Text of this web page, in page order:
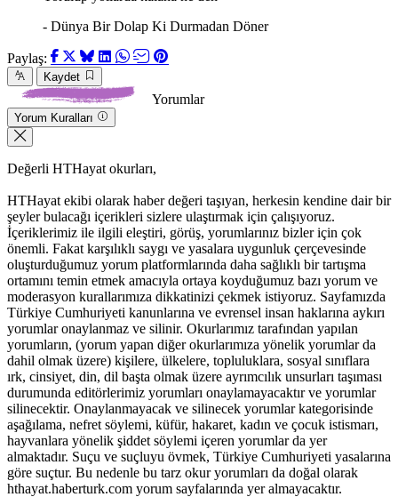
- Dünya Bir Dolap Ki Durmadan Döner
Paylaş:
Kaydet
Yorumlar
Yorum Kuralları
Değerli HTHayat okurları,
HTHayat ekibi olarak haber değeri taşıyan, herkesin kendine dair bir
şeyler bulacağı içerikleri sizlere ulaştırmak için çalışıyoruz.
İçeriklerimiz ile ilgili eleştiri, görüş, yorumlarınız bizler için çok
önemli. Fakat karşılıklı saygı ve yasalara uygunluk çerçevesinde
oluşturduğumuz yorum platformlarında daha sağlıklı bir tartışma
ortamını temin etmek amacıyla ortaya koyduğumuz bazı yorum ve
moderasyon kurallarımıza dikkatinizi çekmek istiyoruz. Sayfamızda
Türkiye Cumhuriyeti kanunlarına ve evrensel insan haklarına aykırı
yorumlar onaylanmaz ve silinir. Okurlarımız tarafından yapılan
yorumların, (yorum yapan diğer okurlarımıza yönelik yorumlar da
dahil olmak üzere) kişilere, ülkelere, topluluklara, sosyal sınıflara
ırk, cinsiyet, din, dil başta olmak üzere ayrımcılık unsurları taşıması
durumunda editörlerimiz yorumları onaylamayacaktır ve yorumlar
silinecektir. Onaylanmayacak ve silinecek yorumlar kategorisinde
aşağılama, nefret söylemi, küfür, hakaret, kadın ve çocuk istismarı,
hayvanlara yönelik şiddet söylemi içeren yorumlar da yer
almaktadır. Suçu ve suçluyu övmek, Türkiye Cumhuriyeti yasalarına
göre suçtur. Bu nedenle bu tarz okur yorumları da doğal olarak
hthayat.haberturk.com yorum sayfalarında yer almayacaktır.